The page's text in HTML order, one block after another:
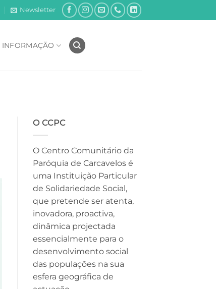
Newsletter
INFORMAÇÃO
O CCPC
O Centro Comunitário da
Paróquia de Carcavelos é
uma Instituição Particular
de Solidariedade Social,
que pretende ser atenta,
inovadora, proactiva,
dinâmica projectada
essencialmente para o
desenvolvimento social
das populações na sua
esfera geográfica de